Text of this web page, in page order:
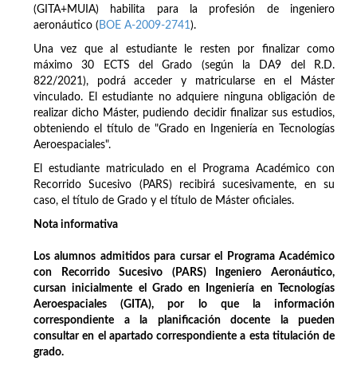
(GITA+MUIA) habilita para la profesión de ingeniero
aeronáutico ( BOE A-2009-2741).
Una vez que al estudiante le resten por finalizar como
máximo 30 ECTS del Grado (según la DA9 del R.D.
822/2021), podrá acceder y matricularse en el Máster
vinculado. El estudiante no adquiere ninguna obligación de
realizar dicho Máster, pudiendo decidir finalizar sus estudios,
obteniendo el título de "Grado en Ingeniería en Tecnologías
Aeroespaciales".
El estudiante matriculado en el Programa Académico con
Recorrido Sucesivo (PARS) recibirá sucesivamente, en su
caso, el título de Grado y el título de Máster oficiales.
Nota informativa
Los alumnos admitidos para cursar el Programa Académico
con Recorrido Sucesivo (PARS) Ingeniero Aeronáutico,
cursan inicialmente el Grado en Ingeniería en Tecnologías
Aeroespaciales (GITA), por lo que la información
correspondiente a la planificación docente la pueden
consultar en el apartado correspondiente a esta titulación de
grado.